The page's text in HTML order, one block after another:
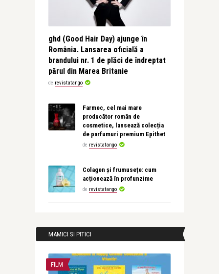
ghd (Good Hair Day) ajunge în
România. Lansarea oficială a
brandului nr. 1 de plăci de îndreptat
părul din Marea Britanie
de revistatango
Farmec, cel mai mare
producător român de
cosmetice, lansează colecția
de parfumuri premium Epithet
de revistatango
Colagen și frumusețe: cum
acționează în profunzime
de revistatango
MAMICI SI PITICI
FILM